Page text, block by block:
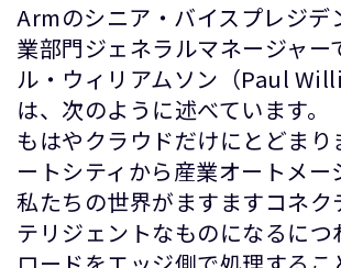
Armのシニア・バイスプレジデ
業部門ジェネラルマネージャー
ル・ウィリアムソン（Paul
は、次のように述べています。
もはやクラウドだけにとどまり
ートシティから産業オートメー
私たちの世界がますますコネク
テリジェントなものになるにつ